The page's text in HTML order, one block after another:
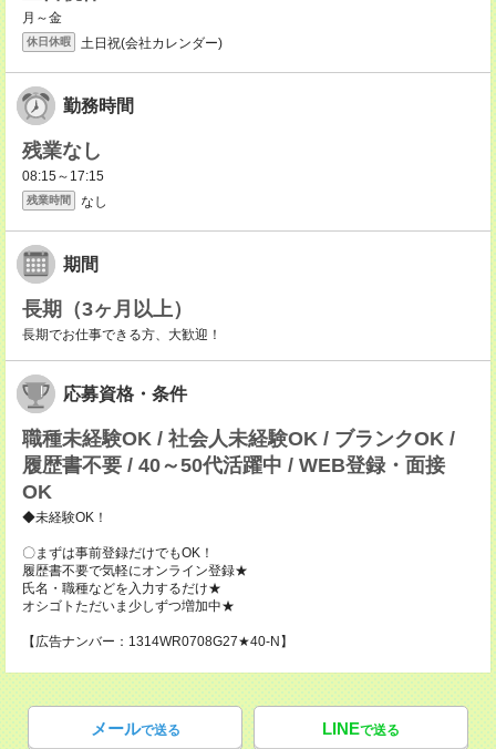
月～金
休日休暇 土日祝(会社カレンダー)
勤務時間
残業なし
08:15～17:15
残業時間 なし
期間
長期（3ヶ月以上）
長期でお仕事できる方、大歓迎！
応募資格・条件
職種未経験OK / 社会人未経験OK / ブランクOK /
履歴書不要 / 40～50代活躍中 / WEB登録・面接
OK
◆未経験OK！
〇まずは事前登録だけでもOK！
履歴書不要で気軽にオンライン登録★
氏名・職種などを入力するだけ★
オシゴトただいま少しずつ増加中★
【広告ナンバー：1314WR0708G27★40-N】
メールで送る LINEで送る